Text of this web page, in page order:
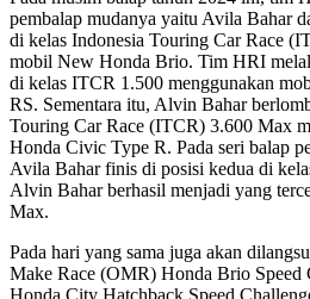
pembalap mudanya yaitu Avila Bahar
di kelas Indonesia Touring Car Race
mobil New Honda Brio. Tim HRI
di kelas ITCR 1.500 menggunakan
RS. Sementara itu, Alvin Bahar
Touring Car Race (ITCR) 3.600 Max
Honda Civic Type R. Pada seri balap
Avila Bahar finis di posisi kedua di
Alvin Bahar berhasil menjadi yang
Max.
Pada hari yang sama juga akan
Make Race (OMR) Honda Brio Speed